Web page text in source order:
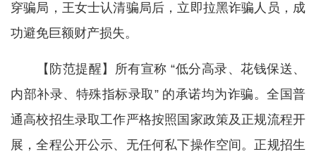
穿骗局，王女士认清骗局后，立即拉黑诈骗人员，成
功避免巨额财产损失。
【防范提醒】所有宣称 “低分高录、花钱保送、
内部补录、特殊指标录取” 的承诺均为诈骗。全国普
通高校招生录取工作严格按照国家政策及正规流程开
展，全程公开公示、无任何私下操作空间。正规招生